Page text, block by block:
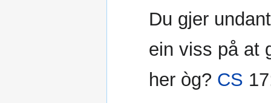
Du gjer
ein viss på at
her òg? CS